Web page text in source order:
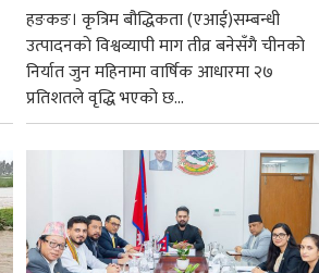
हङकङ। कृत्रिम बौद्धिकता (एआई)सम्बन्धी
उत्पादनको विश्वव्यापी माग तीव्र बनेसँगै चीनको
निर्यात जुन महिनामा वार्षिक आधारमा २७
प्रतिशतले वृद्धि भएको छ...